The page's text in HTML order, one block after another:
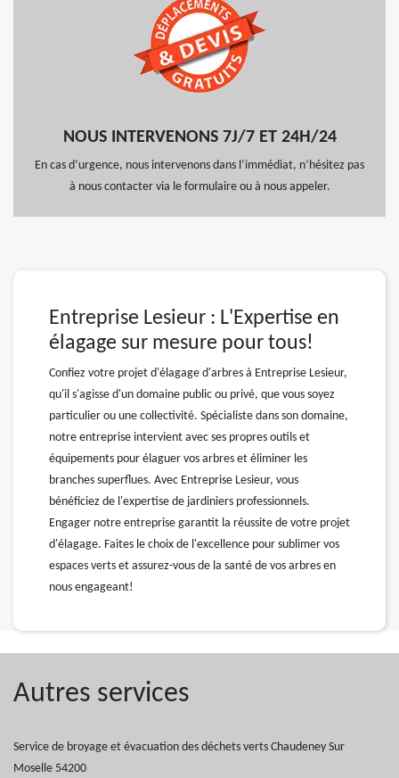
NOUS INTERVENONS 7J/7 ET 24H/24
En cas d’urgence, nous intervenons dans l’immédiat, n’hésitez pas
à nous contacter via le formulaire ou à nous appeler.
Entreprise Lesieur : L'Expertise en
élagage sur mesure pour tous!
Confiez votre projet d'élagage d'arbres à Entreprise Lesieur,
qu'il s'agisse d'un domaine public ou privé, que vous soyez
particulier ou une collectivité. Spécialiste dans son domaine,
notre entreprise intervient avec ses propres outils et
équipements pour élaguer vos arbres et éliminer les
branches superflues. Avec Entreprise Lesieur, vous
bénéficiez de l'expertise de jardiniers professionnels.
Engager notre entreprise garantit la réussite de votre projet
d'élagage. Faites le choix de l'excellence pour sublimer vos
espaces verts et assurez-vous de la santé de vos arbres en
nous engageant!
Autres services
Service de broyage et évacuation des déchets verts Chaudeney Sur
Moselle 54200